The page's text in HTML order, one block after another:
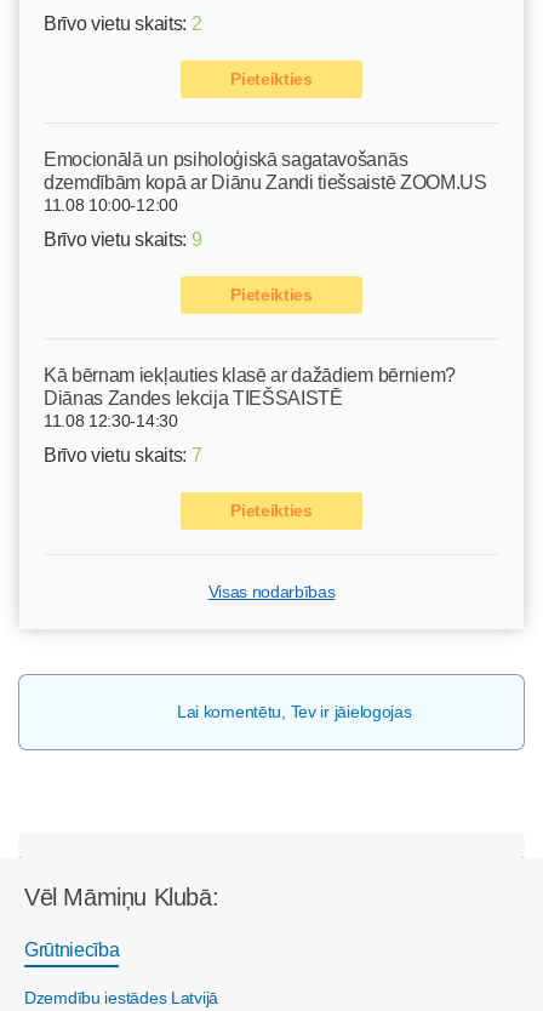
Brīvo vietu skaits: 2
Pieteikties
Emocionālā un psiholoģiskā sagatavošanās
dzemdībām kopā ar Diānu Zandi tiešsaistē ZOOM.US
11.08 10:00-12:00
Brīvo vietu skaits: 9
Pieteikties
Kā bērnam iekļauties klasē ar dažādiem bērniem?
Diānas Zandes lekcija TIEŠSAISTĒ
11.08 12:30-14:30
Brīvo vietu skaits: 7
Pieteikties
Visas nodarbības
Lai komentētu, Tev ir jāielogojas
Vēl Māmiņu Klubā:
Grūtniecība
Dzemdību iestādes Latvijā